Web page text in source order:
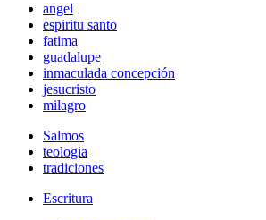
angel
espiritu santo
fatima
guadalupe
inmaculada concepción
jesucristo
milagro
Salmos
teologia
tradiciones
Escritura